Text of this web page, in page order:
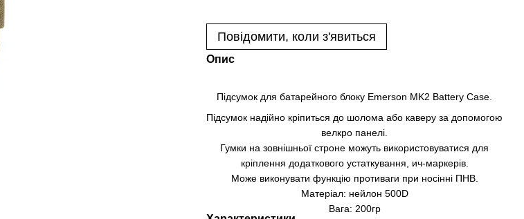
Повідомити, коли з'явиться
Опис
Підсумок для батарейного блоку Emerson MK2 Battery Case.
Підсумок надійно кріпиться до шолома або каверу за допомогою
велкро панелі.
Гумки на зовнішньої строне можуть використовуватися для
кріплення додаткового устаткування, ич-маркерів.
Може виконувати функцію противаги при носінні ПНВ.
Матеріал: нейлон 500D
Вага: 200гр